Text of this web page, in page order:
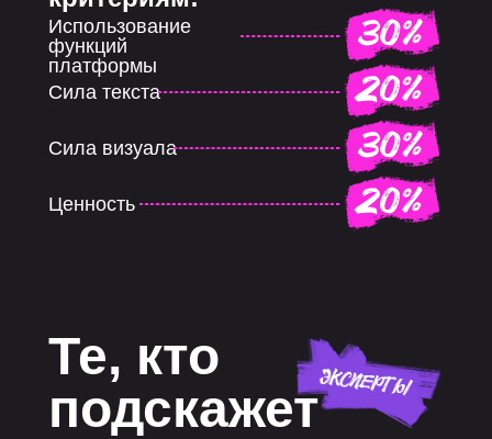
Использование
функций
платформы
Сила текста
Сила визуала
Ценность
Те, кто
подскажет